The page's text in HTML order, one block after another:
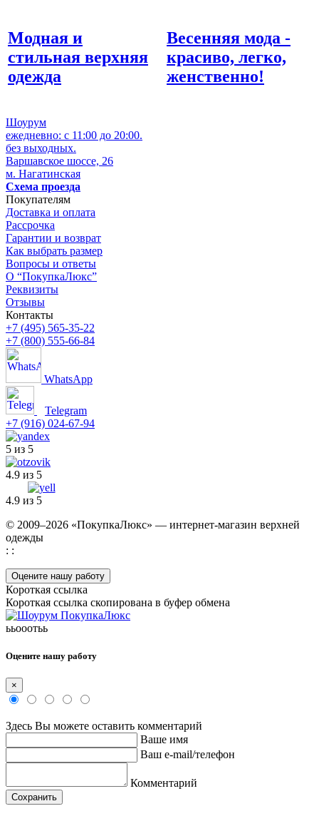
Модная и
стильная верхняя
одежда
Весенняя мода -
красиво, легко,
женственно!
Шоурум
ежедневно: с 11:00 до 20:00.
без выходных.
Варшавское шоссе, 26
м. Нагатинская
Схема проезда
Покупателям
Доставка и оплата
Рассрочка
Гарантии и возврат
Как выбрать размер
Вопросы и ответы
О “ПокупкаЛюкс”
Реквизиты
Отзывы
Контакты
+7 (495) 565-35-22
+7 (800) 555-66-84
WhatsApp
Telegram
+7 (916) 024-67-94
5 из 5
4.9 из 5
4.9 из 5
© 2009–2026 «ПокупкаЛюкс» — интернет-магазин верхней
одежды
: :
Оцените нашу работу
Короткая ссылка
Короткая ссылка скопирована в буфер обмена
ььооотьь
Оцените нашу работу
×
Здесь Вы можете оставить комментарий
Ваше имя
Ваш e-mail/телефон
Комментарий
Сохранить